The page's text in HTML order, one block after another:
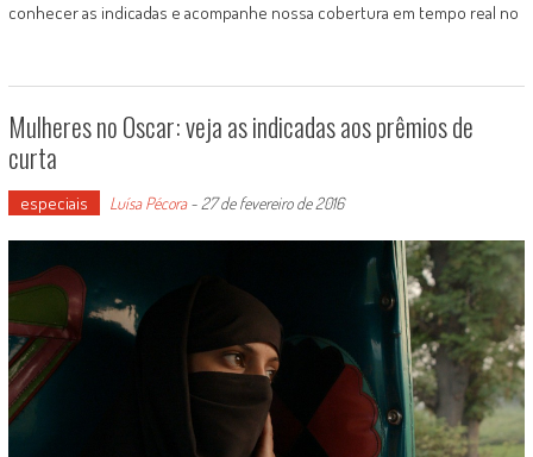
conhecer as indicadas e acompanhe nossa cobertura em tempo real no
Mulheres no Oscar: veja as indicadas aos prêmios de
curta
especiais Luísa Pécora-27 de fevereiro de 2016